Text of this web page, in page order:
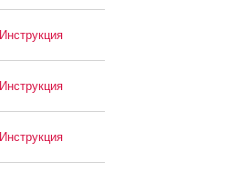
Инструкция
Инструкция
Инструкция